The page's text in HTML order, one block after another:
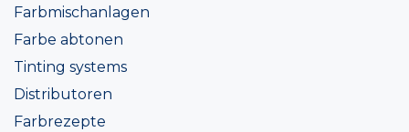
Farbmischanlagen
Farbe abtonen
Tinting systems
Distributoren
Farbrezepte